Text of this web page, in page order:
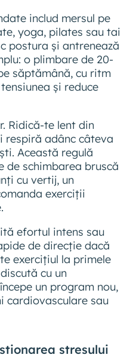
includ mersul pe
yoga, pilates sau tai
postura și antrenează
o plimbare de 20-
săptămână, cu ritm
și reduce
Ridică-te lent din
respiră adânc câteva
Această regulă
de schimbarea bruscă
cu vertij, un
exerciții
efortul intens sau
de direcție dacă
exercițiul la primele
cu un
un program nou,
cardiovasculare sau
stresului